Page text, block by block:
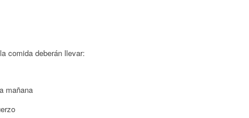
comida deberán llevar:
mañana